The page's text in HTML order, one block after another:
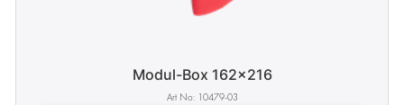
Modul-Box 162x216
10479-03